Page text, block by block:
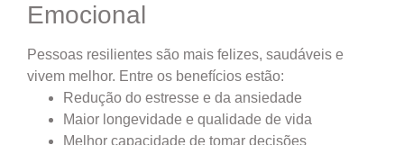
Emocional
Pessoas resilientes são mais felizes, saudáveis e
vivem melhor. Entre os benefícios estão:
Redução do estresse e da ansiedade
Maior longevidade e qualidade de vida
Melhor capacidade de tomar decisões